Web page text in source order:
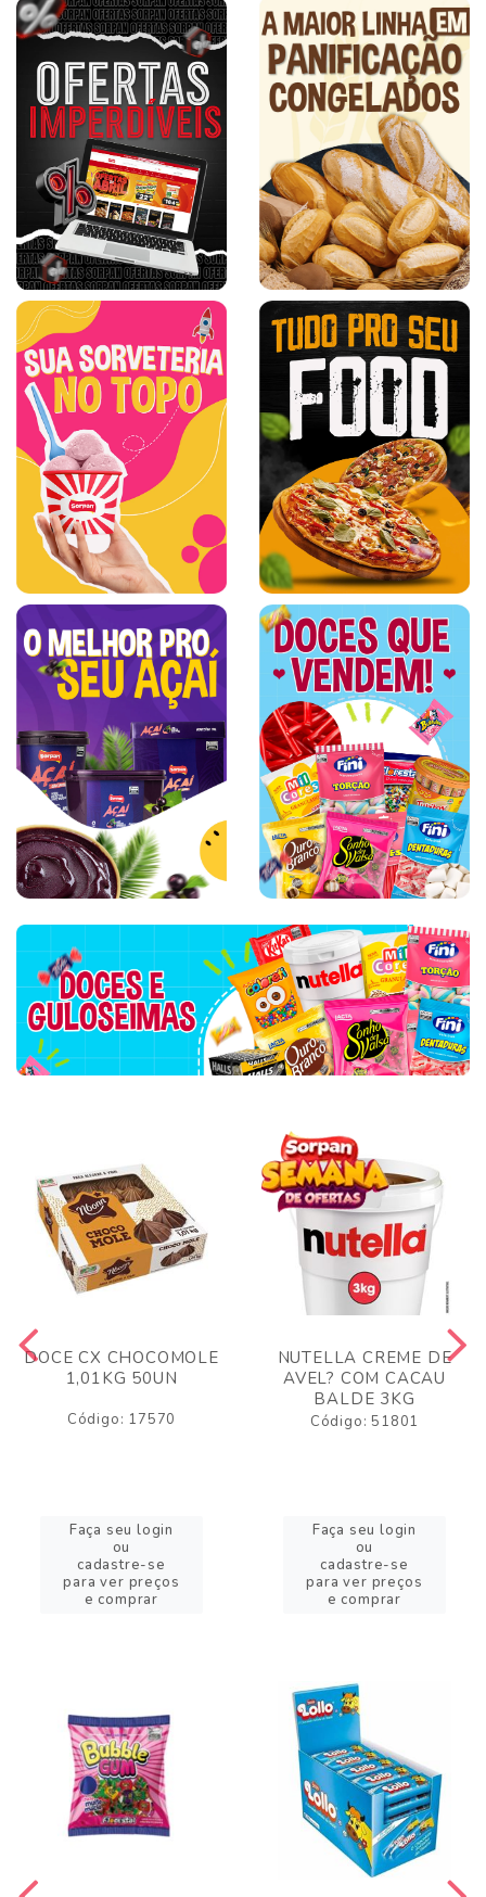
DOCE CX CHOCOMOLE
1,01KG 50UN
Código: 17570
Faça seu login
ou
cadastre-se
para ver preços
e comprar
NUTELLA CREME DE
AVEL? COM CACAU
BALDE 3KG
Código: 51801
Faça seu login
ou
cadastre-se
para ver preços
e comprar